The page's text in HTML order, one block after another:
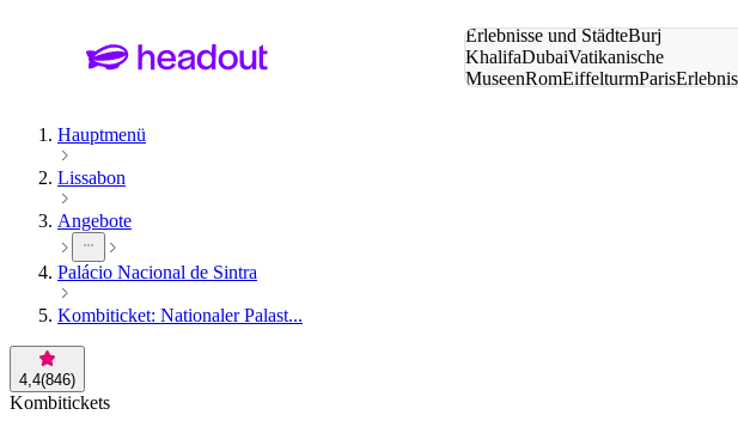
Erlebnisse und StädteBurj
KhalifaDubaiVatikanische
MuseenRomEiffelturmParis
Hauptmenü
Lissabon
Angebote
Palácio Nacional de Sintra
Kombiticket: Nationaler Palast...
4,4(846)
Kombitickets